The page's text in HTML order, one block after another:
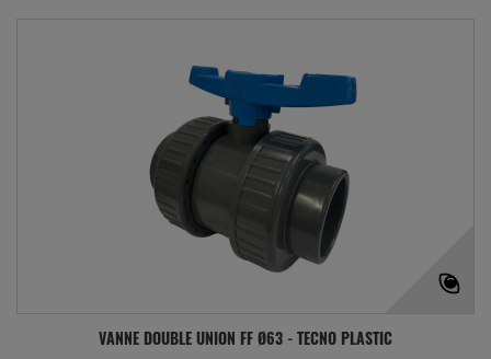
VANNE DOUBLE UNION FF Ø63 - TECNO PLASTIC